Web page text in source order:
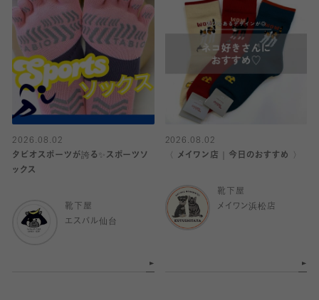
2026.08.02
タビオスポーツが誇る✨スポーツソ
ックス
靴下屋
エスパル仙台
2026.08.02
〈 メイワン店｜今日のおすすめ 〉
靴下屋
メイワン浜松店